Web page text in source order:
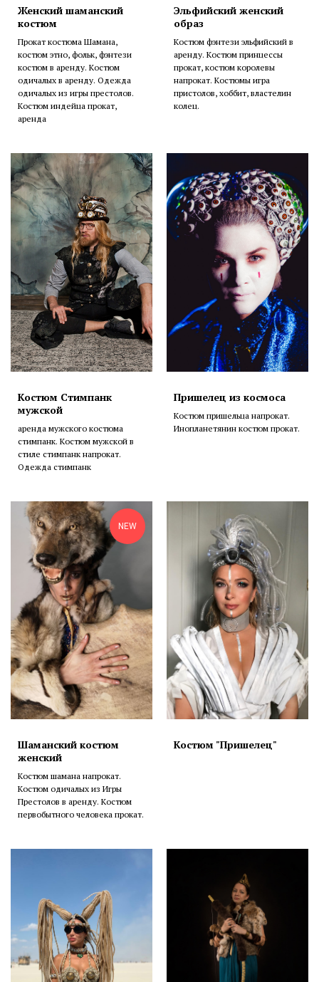
Женский шаманский
костюм
Прокат костюма Шамана,
костюм этно, фольк, фэнтези
костюм в аренду. Костюм
одичалых в аренду. Одежда
одичалых из игры престолов.
Костюм индейца прокат,
аренда
Эльфийский женский
образ
Костюм фэнтези эльфийский в
аренду. Костюм принцессы
прокат, костюм королевы
напрокат. Костюмы игра
пристолов, хоббит, властелин
колец.
Костюм Стимпанк
мужской
аренда мужского костюма
стимпанк. Костюм мужской в
стиле стимпанк напрокат.
Одежда стимпанк
Пришелец из космоса
Костюм пришельца напрокат.
Инопланетянин костюм прокат.
NEW
Шаманский костюм
женский
Костюм шамана напрокат.
Костюм одичалых из Игры
Престолов в аренду. Костюм
первобытного человека прокат.
Костюм "Пришелец"